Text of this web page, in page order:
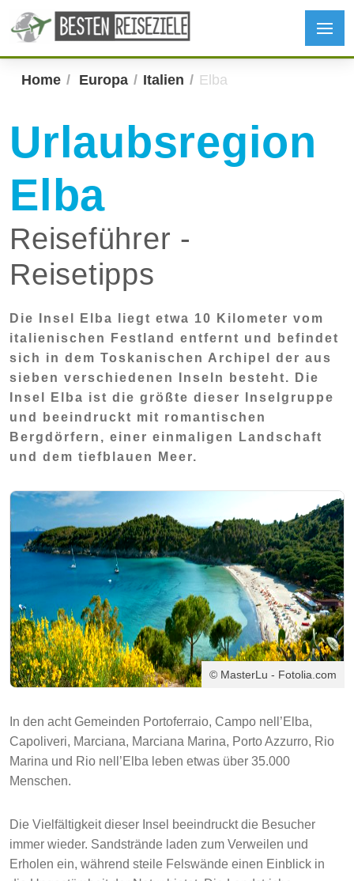
Home Europa Italien Elba
Urlaubsregion
Elba
Reiseführer -
Reisetipps
Die Insel Elba liegt etwa 10 Kilometer vom
italienischen Festland entfernt und befindet
sich in dem Toskanischen Archipel der aus
sieben verschiedenen Inseln besteht. Die
Insel Elba ist die größte dieser Inselgruppe
und beeindruckt mit romantischen
Bergdörfern, einer einmaligen Landschaft
und dem tiefblauen Meer.
© MasterLu - Fotolia.com
In den acht Gemeinden Portoferraio, Campo nell’Elba,
Capoliveri, Marciana, Marciana Marina, Porto Azzurro, Rio
Marina und Rio nell’Elba leben etwas über 35.000
Menschen.
Die Vielfältigkeit dieser Insel beeindruckt die Besucher
immer wieder. Sandstrände laden zum Verweilen und
Erholen ein, während steile Felswände einen Einblick in